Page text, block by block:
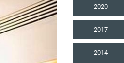
2020
2017
2014